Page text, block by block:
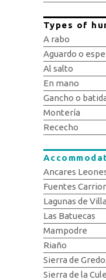
Types of
A rabo
Aguardo o
Al salto
En mano
Gancho o
Montería
Rececho
Ancares
Fuentes
Lagunas de
Las Batuecas
Mampodre
Riaño
Sierra de
Sierra de la